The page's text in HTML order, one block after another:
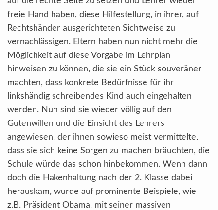
freie Hand haben, diese Hilfestellung, in ihrer, auf
Rechtshänder ausgerichteten Sichtweise zu
vernachlässigen. Eltern haben nun nicht mehr die
Möglichkeit auf diese Vorgabe im Lehrplan
hinweisen zu können, die sie ein Stück souveräner
machten, dass konkrete Bedürfnisse für ihr
linkshändig schreibendes Kind auch eingehalten
werden. Nun sind sie wieder völlig auf den
Gutenwillen und die Einsicht des Lehrers
angewiesen, der ihnen sowieso meist vermittelte,
dass sie sich keine Sorgen zu machen bräuchten, die
Schule würde das schon hinbekommen. Wenn dann
doch die Hakenhaltung nach der 2. Klasse dabei
herauskam, wurde auf prominente Beispiele, wie
z.B. Präsident Obama, mit seiner massiven